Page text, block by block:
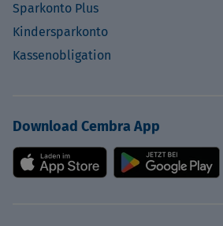
Sparkonto Plus
Kindersparkonto
Kassenobligation
Download Cembra App